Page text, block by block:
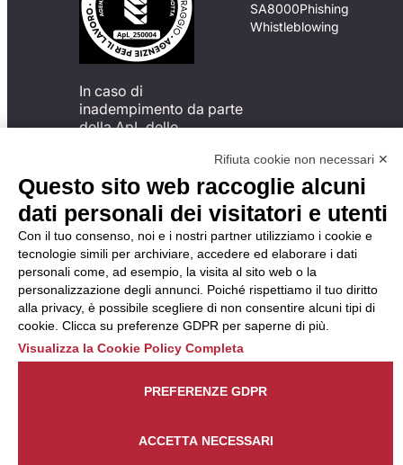
In caso di
inadempimento da parte
della ApL delle
del Codice di Condotta, è
possibile presentare un
reclamo
all’Organismo di
Monitoraggio utilizzando
una delle modalità
descritte al seguente
indirizzo web
https://odm-
agenzielavoro.it/reclami/.
SA8000Phishing
Whistleblowing
Rifiuta cookie non necessari ✕
Questo sito web raccoglie alcuni
dati personali dei visitatori e utenti
Con il tuo consenso, noi e i nostri partner utilizziamo i cookie e
tecnologie simili per archiviare, accedere ed elaborare i dati
personali come, ad esempio, la visita al sito web o la
personalizzazione degli annunci. Poiché rispettiamo il tuo diritto
alla privacy, è possibile scegliere di non consentire alcuni tipi di
cookie. Clicca su preferenze GDPR per saperne di più.
Visualizza la Cookie Policy Completa
ACCETTA NECESSARI
PREFERENZE GDPR